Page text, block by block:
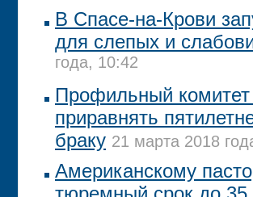
В Спасе-на-Крови
для слепых и
года, 10:42
Профильный
приравнять
браку 21 марта 2018
Американскому